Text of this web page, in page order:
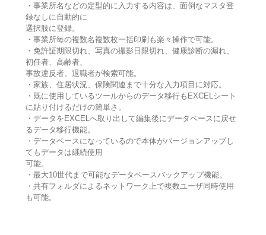
・事業所名などの定型的に入力する内容は、面倒なマスタ登
録なしに自動的に
選択肢に登録。
・事業所毎の複数名複数枚一括印刷も楽々操作で可能。
・免許証期限切れ、写真の撮影日限切れ、健康診断の漏れ、
初任者、高齢者、
事故違反者、退職者が検索可能。
・家族、住居状況、保険関連まで十分な入力項目に対応。
・既に使用しているツールからのデータ移行もEXCELシート
に貼り付けるだけの簡単さ。
・データをEXCELへ取り出して編集後にデータベースに戻せ
るデータ移行機能。
・データベースになっているので本体がバージョンアップし
てもデータは継続使用
可能。
・最大10世代まで可能なデータベースバックアップ機能。
・共有フォルダによるネットワーク上で複数ユーザ同時使用
も可能。